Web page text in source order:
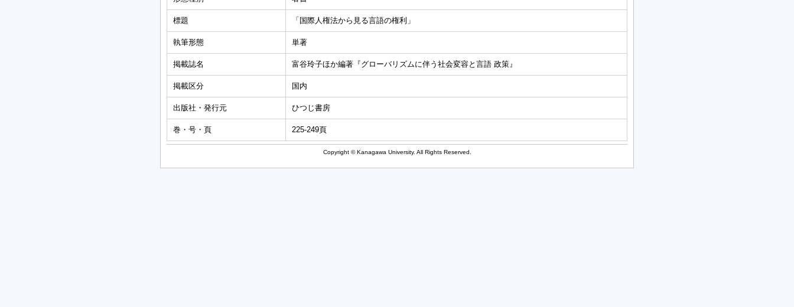
標題 「国際人権法から見る言語の権利」
執筆形態 単著
掲載誌名 富谷玲子ほか編著『グローバリズムに伴う社会変容と言語 政策』
掲載区分 国内
出版社・発行元 ひつじ書房
巻・号・頁 225-249頁
Copyright © Kanagawa University. All Rights Reserved.